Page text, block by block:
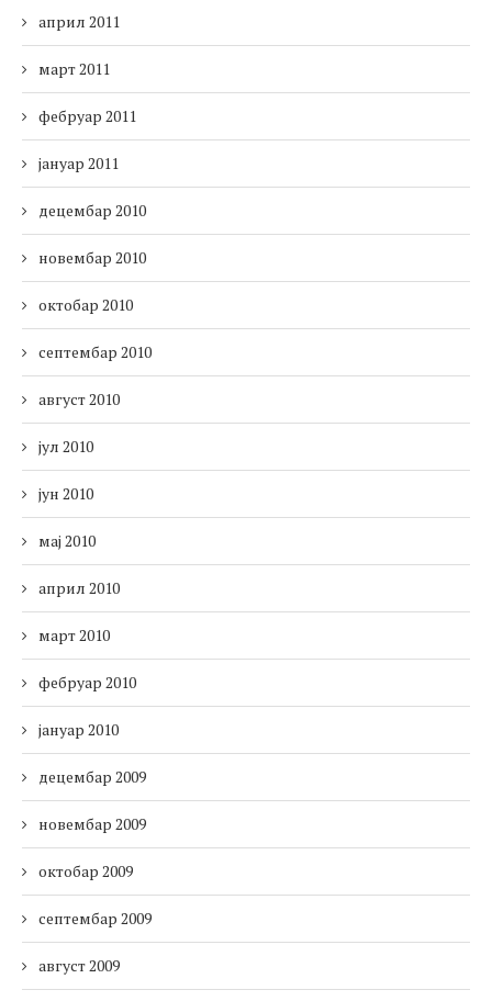
април 2011
март 2011
фебруар 2011
јануар 2011
децембар 2010
новембар 2010
октобар 2010
септембар 2010
август 2010
јул 2010
јун 2010
мај 2010
април 2010
март 2010
фебруар 2010
јануар 2010
децембар 2009
новембар 2009
октобар 2009
септембар 2009
август 2009